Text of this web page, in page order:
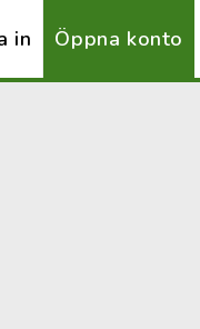
in Öppna konto